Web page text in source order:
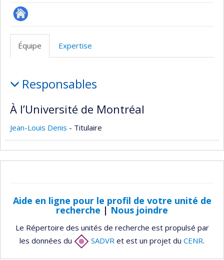
Site
Web
recherche
Équipe Expertise
Responsables
À l’Université de Montréal
Jean-Louis Denis - Titulaire
Aide en ligne pour le profil de votre unité de
recherche | Nous joindre
Le Répertoire des unités de recherche est propulsé par
les données du
SADVR et est un projet du CENR.